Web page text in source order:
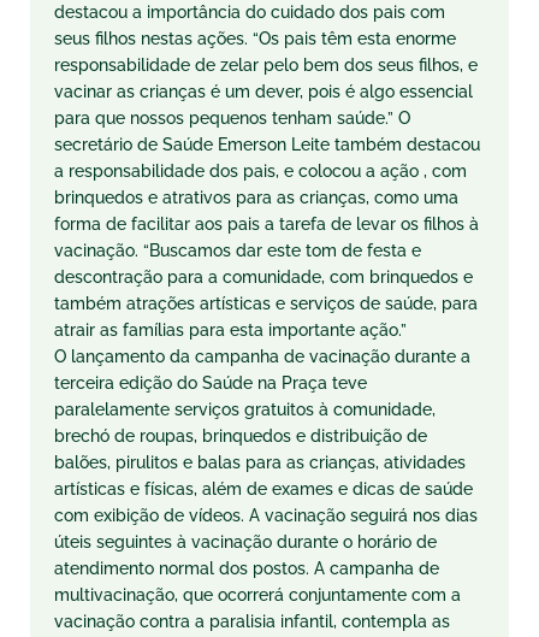
destacou a importância do cuidado dos pais com
seus filhos nestas ações. “Os pais têm esta enorme
responsabilidade de zelar pelo bem dos seus filhos, e
vacinar as crianças é um dever, pois é algo essencial
para que nossos pequenos tenham saúde.” O
secretário de Saúde Emerson Leite também destacou
a responsabilidade dos pais, e colocou a ação , com
brinquedos e atrativos para as crianças, como uma
forma de facilitar aos pais a tarefa de levar os filhos à
vacinação. “Buscamos dar este tom de festa e
descontração para a comunidade, com brinquedos e
também atrações artísticas e serviços de saúde, para
atrair as famílias para esta importante ação.”
O lançamento da campanha de vacinação durante a
terceira edição do Saúde na Praça teve
paralelamente serviços gratuitos à comunidade,
brechó de roupas, brinquedos e distribuição de
balões, pirulitos e balas para as crianças, atividades
artísticas e físicas, além de exames e dicas de saúde
com exibição de vídeos. A vacinação seguirá nos dias
úteis seguintes à vacinação durante o horário de
atendimento normal dos postos. A campanha de
multivacinação, que ocorrerá conjuntamente com a
vacinação contra a paralisia infantil, contempla as